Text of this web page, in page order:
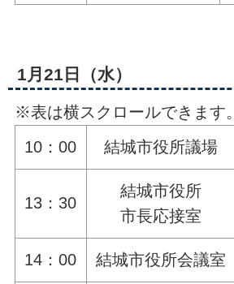
1月21日（水）
※表は横スクロールできます。
10：00
結城市役所議場
13：30
結城市役所
市長応接室
14：00 結城市役所会議室